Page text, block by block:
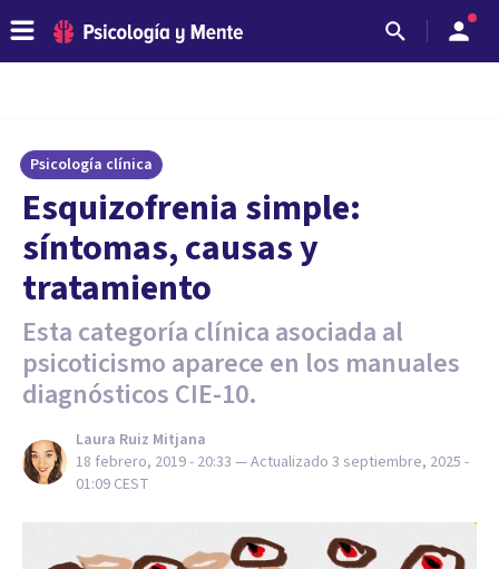
Psicología clínica
Esquizofrenia simple:
síntomas, causas y
tratamiento
Esta categoría clínica asociada al
psicoticismo aparece en los manuales
diagnósticos CIE-10.
Laura Ruiz Mitjana
18 febrero, 2019 - 20:33 — Actualizado 3 septiembre, 2025 -
01:09 CEST